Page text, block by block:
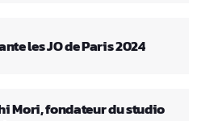
les JO de Paris 2024
Mori, fondateur du studio